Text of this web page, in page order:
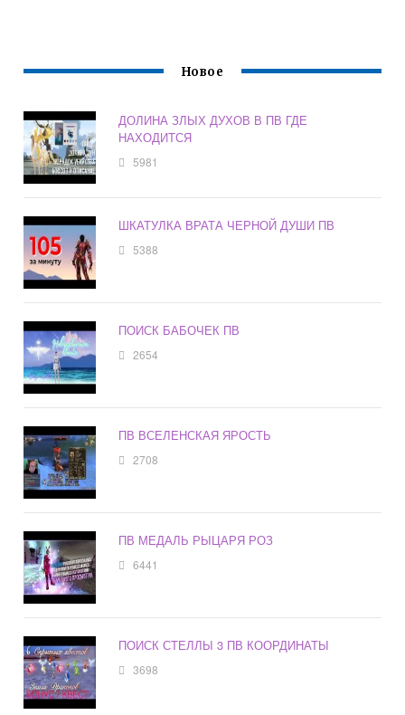
Новое
ДОЛИНА ЗЛЫХ ДУХОВ В ПВ ГДЕ
НАХОДИТСЯ
5981
ШКАТУЛКА ВРАТА ЧЕРНОЙ ДУШИ ПВ
5388
ПОИСК БАБОЧЕК ПВ
2654
ПВ ВСЕЛЕНСКАЯ ЯРОСТЬ
2708
ПВ МЕДАЛЬ РЫЦАРЯ РОЗ
6441
ПОИСК СТЕЛЛЫ 3 ПВ КООРДИНАТЫ
3698